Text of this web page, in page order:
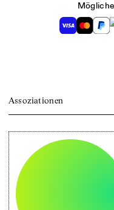
Assoziationen